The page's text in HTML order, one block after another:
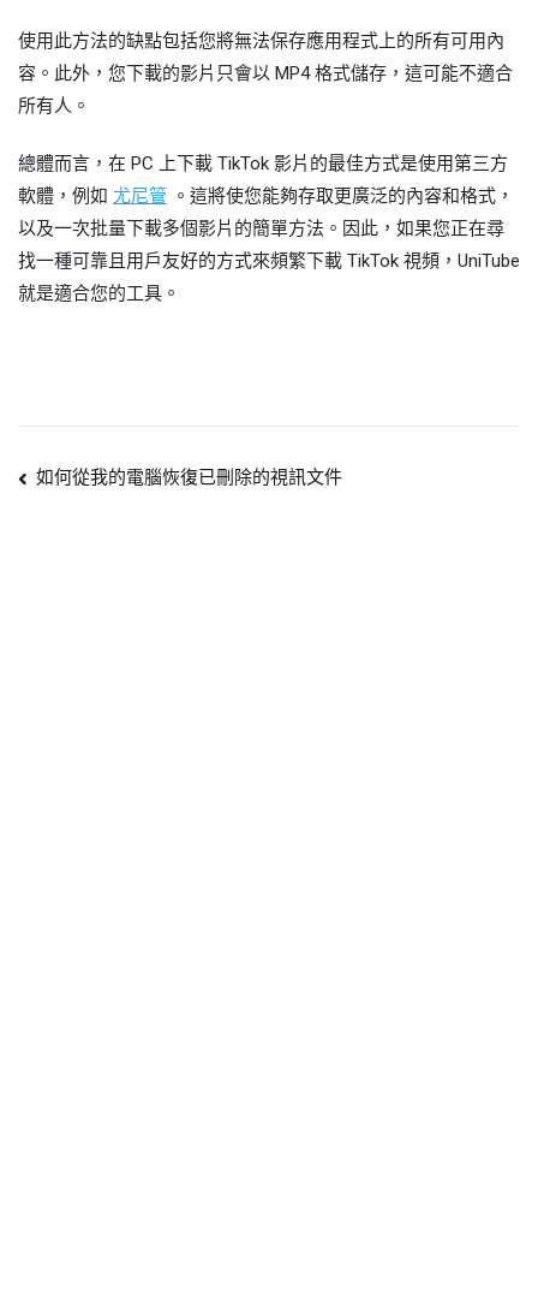
使用此方法的缺點包括您將無法保存應用程式上的所有可用內
容。此外，您下載的影片只會以 MP4 格式儲存，這可能不適合
所有人。
總體而言，在 PC 上下載 TikTok 影片的最佳方式是使用第三方
軟體，例如 尤尼管 。這將使您能夠存取更廣泛的內容和格式，
以及一次批量下載多個影片的簡單方法。因此，如果您正在尋
找一種可靠且用戶友好的方式來頻繁下載 TikTok 視頻，UniTube
就是適合您的工具。
貼如何從我的電腦恢復已刪除的視訊文件